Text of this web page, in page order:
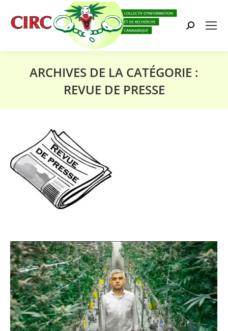
Search:
ARCHIVES DE LA CATÉGORIE :
REVUE DE PRESSE